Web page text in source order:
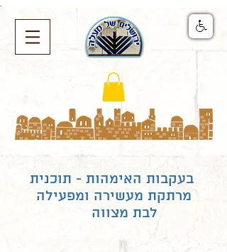
בעקבות האימהות - תוכנית
מרתקת מעשירה ומפעילה
לבת מצווה